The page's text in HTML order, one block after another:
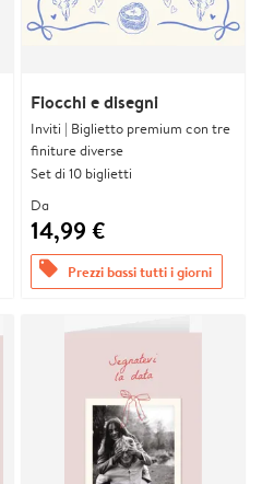
Fiocchi e disegni
Inviti | Biglietto premium con tre
finiture diverse
Set di 10 biglietti
Da
14,99 €
offers Prezzi bassi tutti i giorni